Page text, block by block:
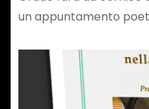
un appuntamento